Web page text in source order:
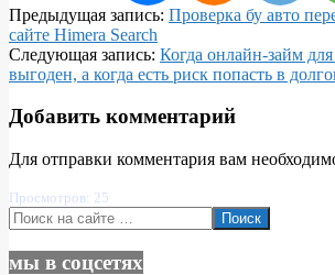
2026-
03-
15
Предыдущая запись: Проверка бу авто
сайте Himera Search
Следующая запись: Когда онлайн-займ
выгоден, а когда есть риск попасть в
Добавить комментарий
Для отправки комментария вам
Просмотров: 25
Поиск
мы в соцсетях